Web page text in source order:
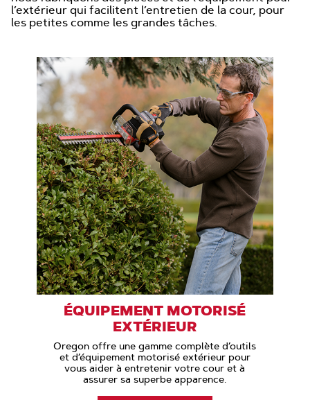
l’extérieur qui facilitent l’entretien de la cour, pour
les petites comme les grandes tâches.
ÉQUIPEMENT MOTORISÉ
EXTÉRIEUR
Oregon offre une gamme complète d’outils
et d’équipement motorisé extérieur pour
vous aider à entretenir votre cour et à
assurer sa superbe apparence.